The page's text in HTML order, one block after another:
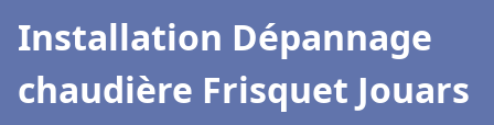
Installation Dépannage
chaudière Frisquet Jouars